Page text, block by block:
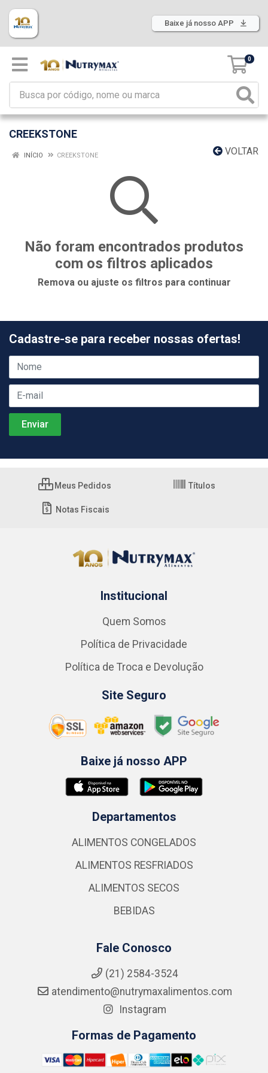
Baixe já nosso APP
0
CREEKSTONE
VOLTAR
INÍCIO CREEKSTONE
Não foram encontrados produtos
com os filtros aplicados
Remova ou ajuste os filtros para continuar
Cadastre-se para receber nossas ofertas!
Meus Pedidos Títulos
Notas Fiscais
Institucional
Quem Somos
Política de Privacidade
Política de Troca e Devolução
Site Seguro
Baixe já nosso APP
Departamentos
ALIMENTOS CONGELADOS
ALIMENTOS RESFRIADOS
ALIMENTOS SECOS
BEBIDAS
Fale Conosco
(21) 2584-3524
atendimento@nutrymaxalimentos.com
Instagram
Formas de Pagamento